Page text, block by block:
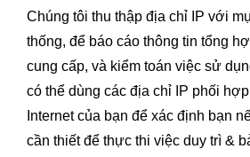
Chúng tôi thu thập địa chỉ IP với
thống, để báo cáo thông tin tổng
cung cấp, và kiểm toán việc sử
có thể dùng các địa chỉ IP phối
Internet của bạn để xác định bạn
cần thiết để thực thi việc duy trì &